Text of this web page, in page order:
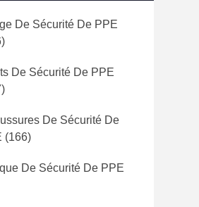
De Sécurité De PPE
De Sécurité De PPE
De Sécurité De
(166)
De Sécurité De PPE